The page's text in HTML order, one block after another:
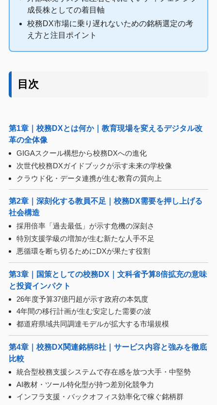
成長株としての着目軸
校務DX市場に乗り遅れないための銘柄選定の考
え方と注目ポイント
目次
第1章｜校務DXとは何か｜教育現場を変えるデジタル改
革の全体像
GIGAスクール構想から校務DXへの進化
次世代校務DXガイドブックが示す未来の学校像
クラウド化・データ連携が生む教育の質向上
第2章｜深刻化する教員不足｜校務DX需要を押し上げる
社会構造
採用倍率「過去最低」が示す危機の深刻さ
特別支援学級の増加が生む新たな人手不足
悪循環を断ち切るためにDXが果たす役割
第3章｜国策としての校務DX｜文科省予算8倍拡充の意味
と投資インパクト
26年度予算37億円超が示す政府の本気度
4年間の移行計画が生む安定した需要の波
都道府県域共同調達モデルが拡大する市場規模
第4章｜校務DX関連銘柄8社｜サービス内容と強みを徹底
比較
統合型校務支援システムで存在感を放つ大手・中堅勢
AI教材・ツール特化型が持つ差別化競争力
インフラ支援・バックオフィス効率化で稼ぐ銘柄群